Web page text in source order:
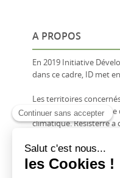
A PROPOS
En 2019 Initiative
dans ce cadre, ID met
Les territoires
et exode rural, manque
climatique. Résisterre
En s’appuyant sur des
renforcement des
territoire.